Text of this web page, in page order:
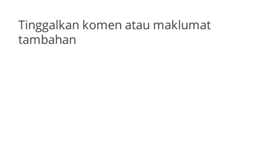
Tinggalkan komen atau maklumat
tambahan